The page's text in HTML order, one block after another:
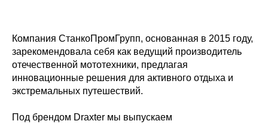
Компания СтанкоПромГрупп, основанная в 2015 году,
зарекомендовала себя как ведущий производитель
отечественной мототехники, предлагая
инновационные решения для активного отдыха и
экстремальных путешествий.
Под брендом Draxter мы выпускаем